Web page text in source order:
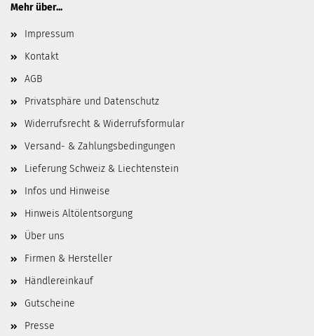
Mehr über...
Impressum
Kontakt
AGB
Privatsphäre und Datenschutz
Widerrufsrecht & Widerrufsformular
Versand- & Zahlungsbedingungen
Lieferung Schweiz & Liechtenstein
Infos und Hinweise
Hinweis Altölentsorgung
Über uns
Firmen & Hersteller
Händlereinkauf
Gutscheine
Presse